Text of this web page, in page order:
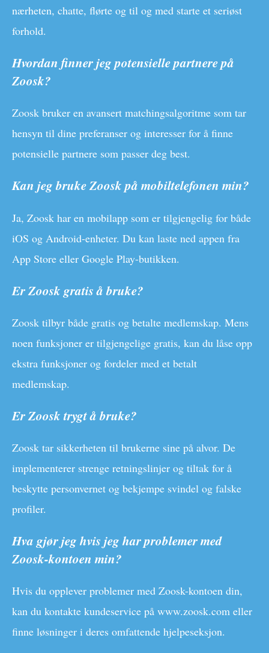
nærheten, chatte, flørte og til og med starte et seriøst
forhold.
Hvordan finner jeg potensielle partnere på
Zoosk?
Zoosk bruker en avansert matchingsalgoritme som tar
hensyn til dine preferanser og interesser for å finne
potensielle partnere som passer deg best.
Kan jeg bruke Zoosk på mobiltelefonen min?
Ja, Zoosk har en mobilapp som er tilgjengelig for både
iOS og Android-enheter. Du kan laste ned appen fra
App Store eller Google Play-butikken.
Er Zoosk gratis å bruke?
Zoosk tilbyr både gratis og betalte medlemskap. Mens
noen funksjoner er tilgjengelige gratis, kan du låse opp
ekstra funksjoner og fordeler med et betalt
medlemskap.
Er Zoosk trygt å bruke?
Zoosk tar sikkerheten til brukerne sine på alvor. De
implementerer strenge retningslinjer og tiltak for å
beskytte personvernet og bekjempe svindel og falske
profiler.
Hva gjør jeg hvis jeg har problemer med
Zoosk-kontoen min?
Hvis du opplever problemer med Zoosk-kontoen din,
kan du kontakte kundeservice på www.zoosk.com eller
finne løsninger i deres omfattende hjelpeseksjon.